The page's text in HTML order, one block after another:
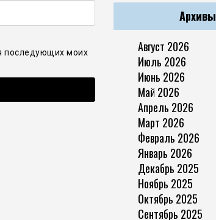
последующих моих
Архивы
Август 2026
Июль 2026
Июнь 2026
Май 2026
Апрель 2026
Март 2026
Февраль 2026
Январь 2026
Декабрь 2025
Ноябрь 2025
Октябрь 2025
Сентябрь 2025